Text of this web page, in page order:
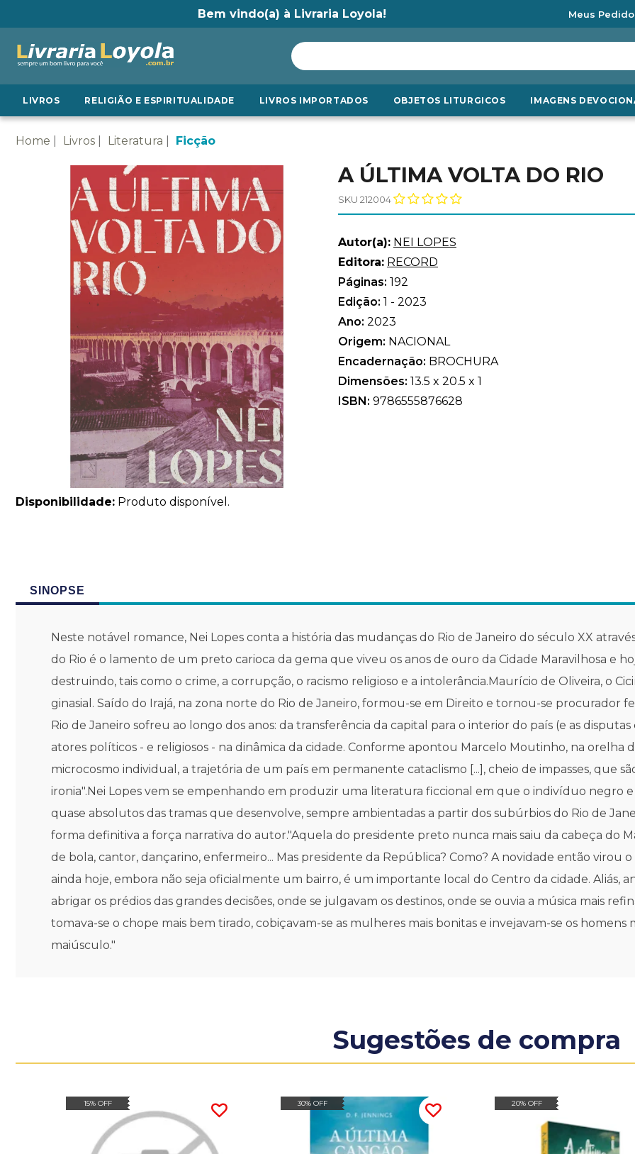
Bem vindo(a) à Livraria Loyola! Meus
LIVROS RELIGIÃO E ESPIRITUALIDADE LIVROS IMPORTADOS OBJETOS LITURGICOS IMAGENS
Home Livros Literatura Ficção
Disponibilidade: Produto disponível.
A ÚLTIMA VOLTA DO RIO
SKU 212004
Autor(a): NEI LOPES
Editora: RECORD
Páginas: 192
Edição: 1 - 2023
Ano: 2023
Origem: NACIONAL
Encadernação: BROCHURA
Dimensões: 13.5 x 20.5 x 1
ISBN: 9786555876628
SINOPSE
Neste notável romance, Nei Lopes conta a história das mudanças do Rio de Janeiro do século XX
do Rio é o lamento de um preto carioca da gema que viveu os anos de ouro da Cidade Maravilhosa e
destruindo, tais como o crime, a corrupção, o racismo religioso e a intolerância.Maurício de Oliveira, o
ginasial. Saído do Irajá, na zona norte do Rio de Janeiro, formou-se em Direito e tornou-se procurador
Rio de Janeiro sofreu ao longo dos anos: da transferência da capital para o interior do país (e as
atores políticos - e religiosos - na dinâmica da cidade. Conforme apontou Marcelo Moutinho, na orelha
microcosmo individual, a trajetória de um país em permanente cataclismo [...], cheio de impasses, que
ironia".Nei Lopes vem se empenhando em produzir uma literatura ficcional em que o indivíduo negro
quase absolutos das tramas que desenvolve, sempre ambientadas a partir dos subúrbios do Rio de
forma definitiva a força narrativa do autor."Aquela do presidente preto nunca mais saiu da cabeça do
de bola, cantor, dançarino, enfermeiro... Mas presidente da República? Como? A novidade então virou
ainda hoje, embora não seja oficialmente um bairro, é um importante local do Centro da cidade. Aliás,
abrigar os prédios das grandes decisões, onde se julgavam os destinos, onde se ouvia a música mais
tomava-se o chope mais bem tirado, cobiçavam-se as mulheres mais bonitas e invejavam-se os homens
maiúsculo."
Sugestões de compra
15% OFF 30% OFF 20% OFF